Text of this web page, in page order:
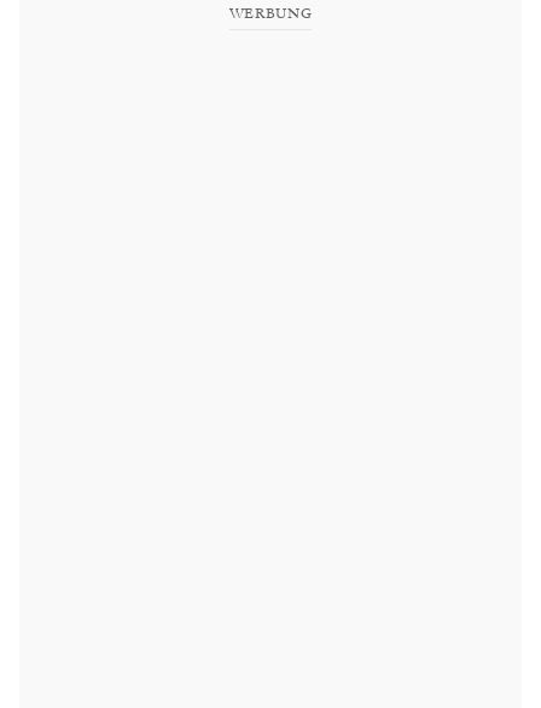
WERBUNG